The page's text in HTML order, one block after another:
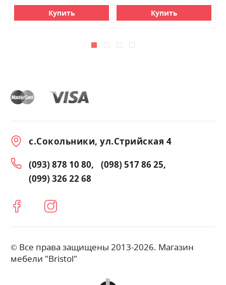
Купить Купить
с.Сокольники, ул.Стрийская 4
(093) 878 10 80
(098) 517 86 25
(099) 326 22 68
© Все права защищены 2013-2026. Магазин
мебели "Bristol"